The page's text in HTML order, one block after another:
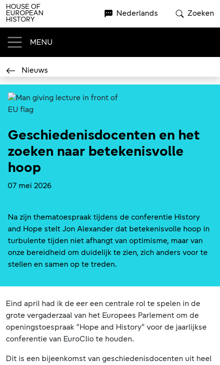
Skip to main content
HOUSE OF
EUROPEAN
HISTORY
Nederlands Zoeken
MENU
Nieuws
Geschiedenisdocenten en het
zoeken naar betekenisvolle
hoop
07 mei 2026
Na zijn thematoespraak tijdens de conferentie History
and Hope stelt Jon Alexander dat betekenisvolle hoop in
turbulente tijden niet afhangt van optimisme, maar van
onze bereidheid om duidelijk te zien, zich anders voor te
stellen en samen op te treden.
Eind april had ik de eer een centrale rol te spelen in de
grote vergaderzaal van het Europees Parlement om de
openingstoespraak “Hope and History” voor de jaarlijkse
conferentie van EuroClio te houden.
Dit is een bijeenkomst van geschiedenisdocenten uit heel